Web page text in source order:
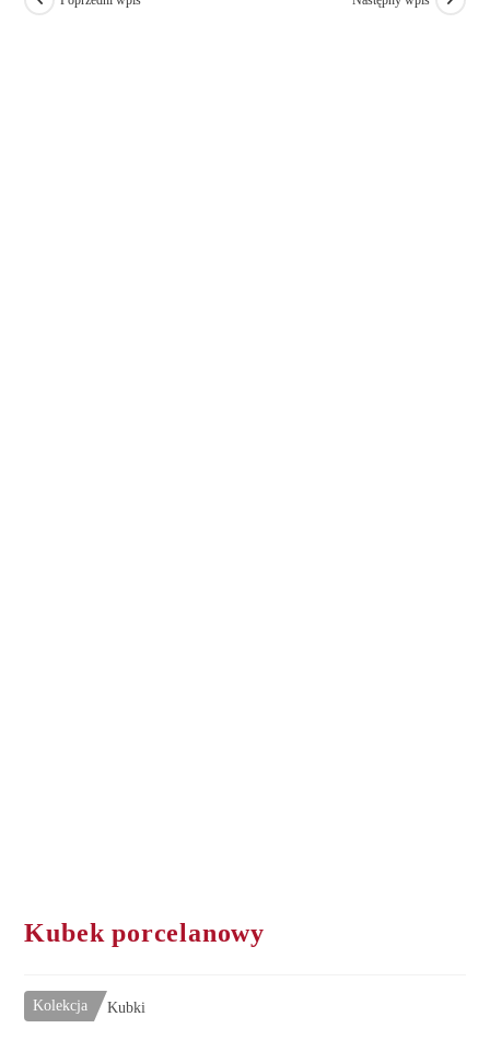
Kubek porcelanowy
Kolekcja Kubki